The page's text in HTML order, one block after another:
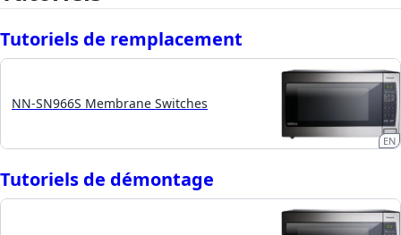
Tutoriels de remplacement
NN-SN966S Membrane Switches
EN
Tutoriels de démontage